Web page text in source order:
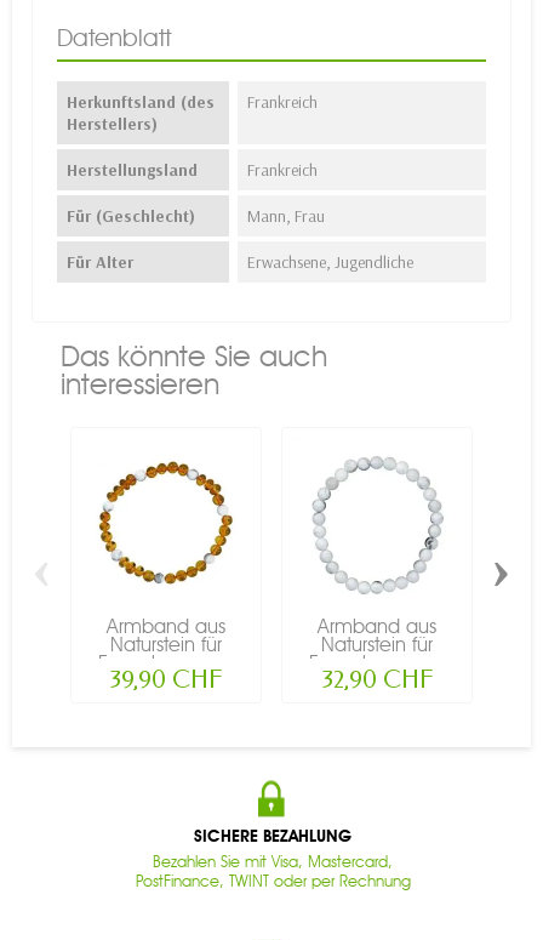
Datenblatt
Herkunftsland (des
Herstellers)
Frankreich
Herstellungsland Frankreich
Für (Geschlecht) Mann, Frau
Für Alter Erwachsene, Jugendliche
Das könnte Sie auch
interessieren
Armband aus
Naturstein für
Erwachsene -...
39,90 CHF
Armband aus
Naturstein für
Erwachsene -...
32,90 CHF
‹ ›
SICHERE BEZAHLUNG
Bezahlen Sie mit Visa, Mastercard,
PostFinance, TWINT oder per Rechnung